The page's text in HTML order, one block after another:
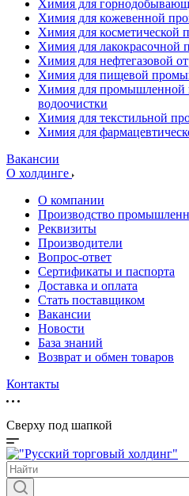
Химия для
Химия для кожевенной
Химия для косметической
Химия для лакокрасочной
Химия для нефтегазовой
Химия для пищевой
Химия для промышленной
водоочистки
Химия для текстильной
Химия для
Вакансии
О холдинге
О компании
Производство
Реквизиты
Производители
Вопрос-ответ
Сертификаты и паспорта
Доставка и оплата
Стать поставщиком
Вакансии
Новости
База знаний
Возврат и обмен товаров
Контакты
Сверху под шапкой